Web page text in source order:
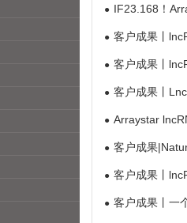
IF23.168！
客户成果丨
客户成果丨
客户成果丨
Arraystar
客户成果
客户成果丨
客户成果丨一